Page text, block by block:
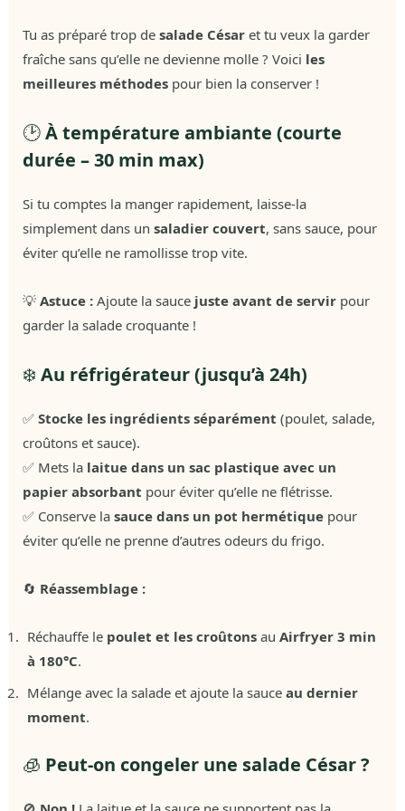
Tu as préparé trop de salade César et tu veux la garder
fraîche sans qu’elle ne devienne molle ? Voici les
meilleures méthodes pour bien la conserver !
🕑À température ambiante (courte
durée – 30 min max)
Si tu comptes la manger rapidement, laisse-la
simplement dans un saladier couvert, sans sauce, pour
éviter qu’elle ne ramollisse trop vite.
💡 Astuce : Ajoute la sauce juste avant de servir pour
garder la salade croquante !
❄️ Au réfrigérateur (jusqu’à 24h)
✅ Stocke les ingrédients séparément (poulet, salade,
croûtons et sauce).
✅ Mets la laitue dans un sac plastique avec un
papier absorbant pour éviter qu’elle ne flétrisse.
✅ Conserve la sauce dans un pot hermétique pour
éviter qu’elle ne prenne d’autres odeurs du frigo.
🔄 Réassemblage :
Réchauffe le poulet et les croûtons au Airfryer 3 min
à 180°C.
Mélange avec la salade et ajoute la sauce au dernier
moment.
🧊 Peut-on congeler une salade César ?